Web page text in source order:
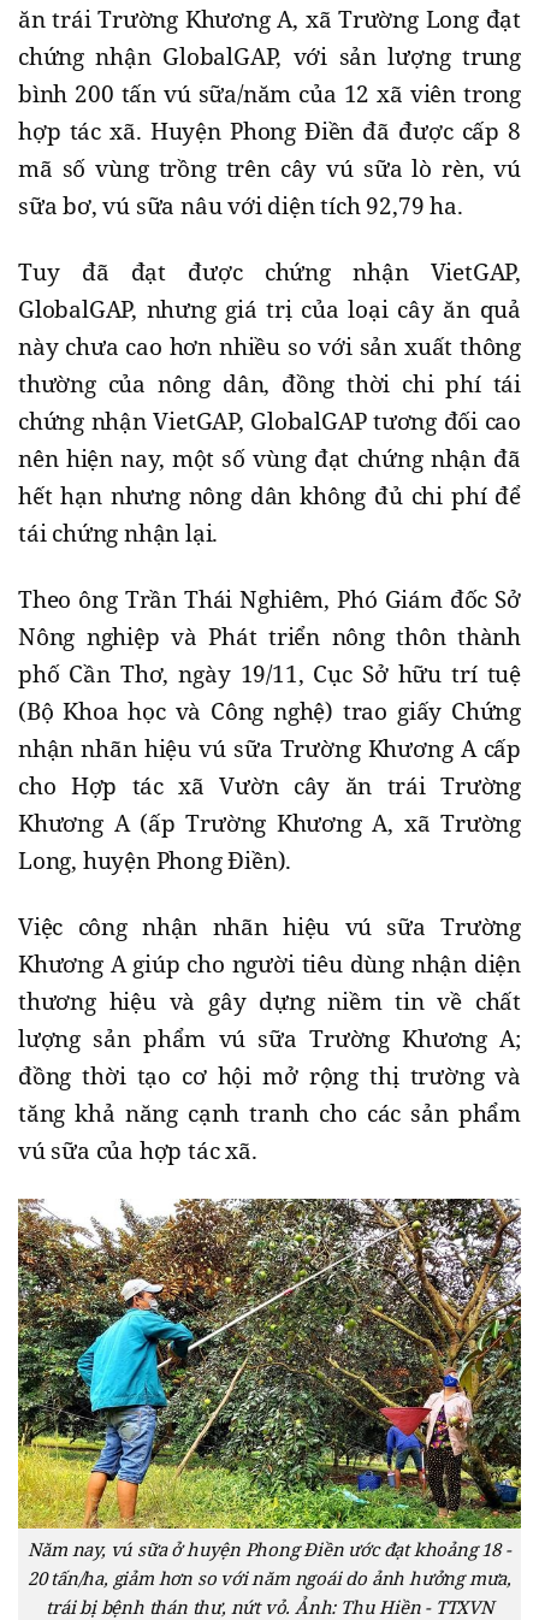
ăn trái Trường Khương A, xã Trường Long đạt
chứng nhận GlobalGAP, với sản lượng trung
bình 200 tấn vú sữa/năm của 12 xã viên trong
hợp tác xã. Huyện Phong Điền đã được cấp 8
mã số vùng trồng trên cây vú sữa lò rèn, vú
sữa bơ, vú sữa nâu với diện tích 92,79 ha.
Tuy đã đạt được chứng nhận VietGAP,
GlobalGAP, nhưng giá trị của loại cây ăn quả
này chưa cao hơn nhiều so với sản xuất thông
thường của nông dân, đồng thời chi phí tái
chứng nhận VietGAP, GlobalGAP tương đối cao
nên hiện nay, một số vùng đạt chứng nhận đã
hết hạn nhưng nông dân không đủ chi phí để
tái chứng nhận lại.
Theo ông Trần Thái Nghiêm, Phó Giám đốc Sở
Nông nghiệp và Phát triển nông thôn thành
phố Cần Thơ, ngày 19/11, Cục Sở hữu trí tuệ
(Bộ Khoa học và Công nghệ) trao giấy Chứng
nhận nhãn hiệu vú sữa Trường Khương A cấp
cho Hợp tác xã Vườn cây ăn trái Trường
Khương A (ấp Trường Khương A, xã Trường
Long, huyện Phong Điền).
Việc công nhận nhãn hiệu vú sữa Trường
Khương A giúp cho người tiêu dùng nhận diện
thương hiệu và gây dựng niềm tin về chất
lượng sản phẩm vú sữa Trường Khương A;
đồng thời tạo cơ hội mở rộng thị trường và
tăng khả năng cạnh tranh cho các sản phẩm
vú sữa của hợp tác xã.
Năm nay, vú sữa ở huyện Phong Điền ước đạt khoảng 18 -
20 tấn/ha, giảm hơn so với năm ngoái do ảnh hưởng mưa,
trái bị bệnh thán thư, nứt vỏ. Ảnh: Thu Hiền - TTXVN